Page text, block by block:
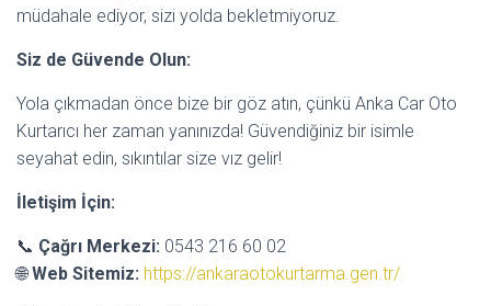
müdahale ediyor, sizi yolda bekletmiyoruz.
Siz de Güvende Olun:
Yola çıkmadan önce bize bir göz atın, çünkü Anka Car Oto
Kurtarıcı her zaman yanınızda! Güvendiğiniz bir isimle
seyahat edin, sıkıntılar size vız gelir!
İletişim İçin:
📞 Çağrı Merkezi: 0543 216 60 02
🌐Web Sitemiz: https://ankaraotokurtarma.gen.tr/